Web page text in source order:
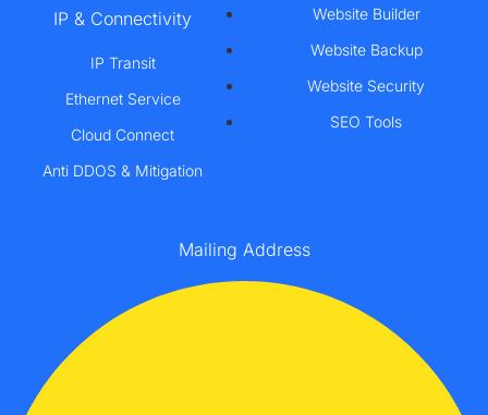
IP & Connectivity
IP Transit
Ethernet Service
Cloud Connect
Anti DDOS & Mitigation
Website Builder
Website Backup
Website Security
SEO Tools
Mailing Address